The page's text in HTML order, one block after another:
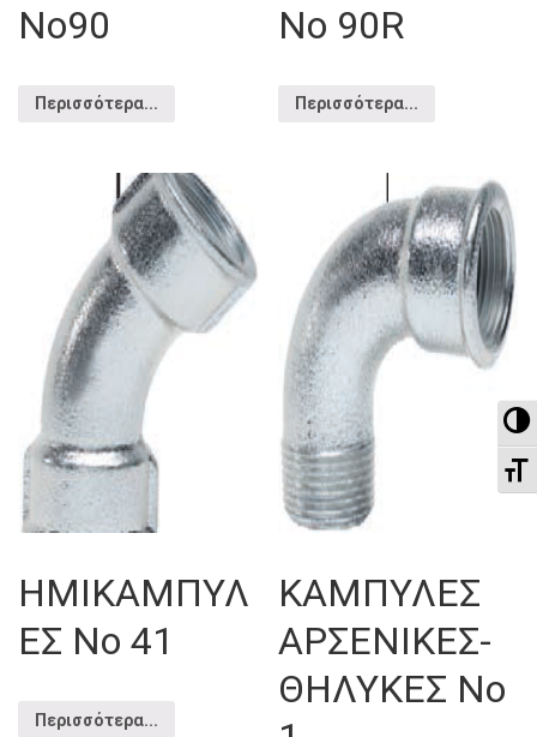
Νo90
Περισσότερα...
Νο 90R
Περισσότερα...
ΗΜΙΚΑΜΠΥΛ
ΕΣ Νο 41
Περισσότερα...
ΚΑΜΠΥΛΕΣ
ΑΡΣΕΝΙΚΕΣ-
ΘΗΛΥΚΕΣ Νο